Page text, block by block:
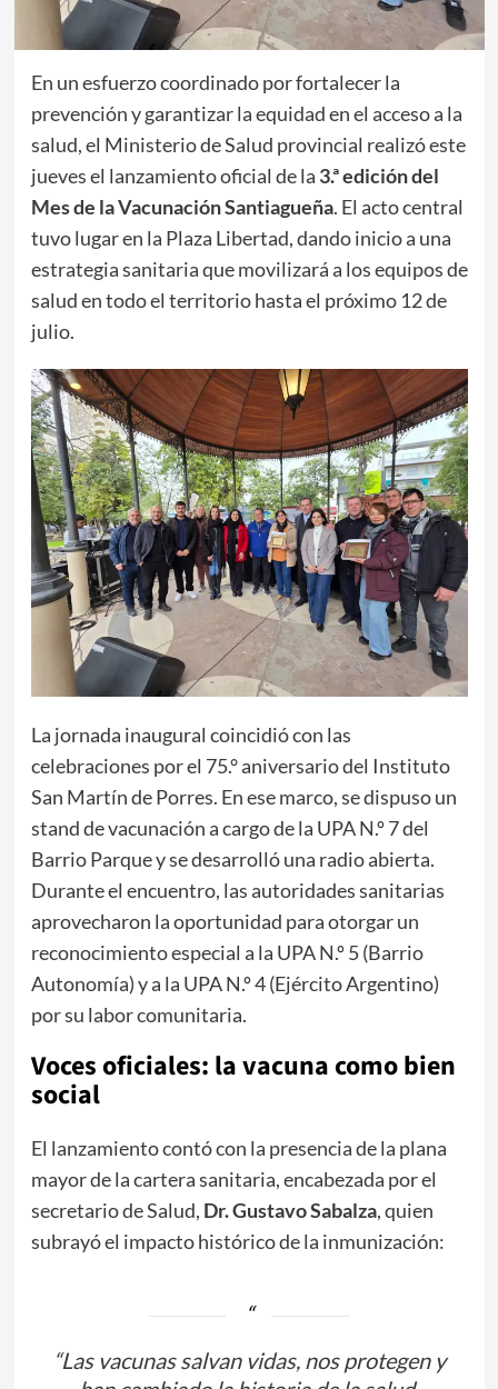
​En un esfuerzo coordinado por fortalecer la
prevención y garantizar la equidad en el acceso a la
salud, el Ministerio de Salud provincial realizó este
jueves el lanzamiento oficial de la 3.ª edición del
Mes de la Vacunación Santiagueña. El acto central
tuvo lugar en la Plaza Libertad, dando inicio a una
estrategia sanitaria que movilizará a los equipos de
salud en todo el territorio hasta el próximo 12 de
julio.
​La jornada inaugural coincidió con las
celebraciones por el 75.° aniversario del Instituto
San Martín de Porres. En ese marco, se dispuso un
stand de vacunación a cargo de la UPA N.º 7 del
Barrio Parque y se desarrolló una radio abierta.
Durante el encuentro, las autoridades sanitarias
aprovecharon la oportunidad para otorgar un
reconocimiento especial a la UPA N.º 5 (Barrio
Autonomía) y a la UPA N.º 4 (Ejército Argentino)
por su labor comunitaria.
​Voces oficiales: la vacuna como bien
social
​El lanzamiento contó con la presencia de la plana
mayor de la cartera sanitaria, encabezada por el
secretario de Salud, Dr. Gustavo Sabalza, quien
subrayó el impacto histórico de la inmunización:
​“Las vacunas salvan vidas, nos protegen y